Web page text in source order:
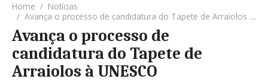
Home
Notícias
Avança o processo de candidatura do Tapete de Arraiolos à UNESCO
Avança o processo de
candidatura do Tapete de
Arraiolos à UNESCO